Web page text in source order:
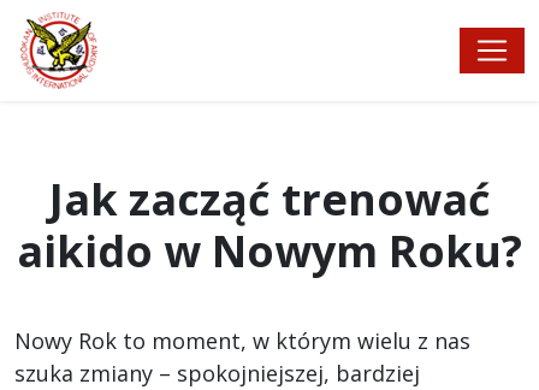
Jak zacząć trenować
aikido w Nowym Roku?
Nowy Rok to moment, w którym wielu z nas
szuka zmiany – spokojniejszej, bardziej